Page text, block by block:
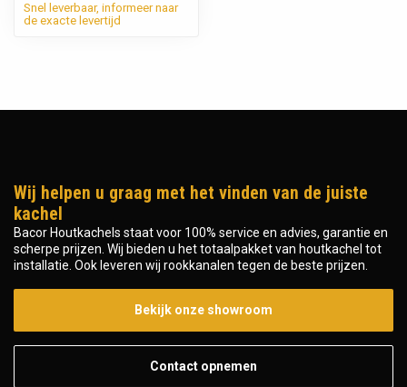
Snel leverbaar, informeer naar
de exacte levertijd
Wij helpen u graag met het vinden van de juiste
kachel
Bacor Houtkachels staat voor 100% service en advies, garantie en
scherpe prijzen. Wij bieden u het totaalpakket van houtkachel tot
installatie. Ook leveren wij rookkanalen tegen de beste prijzen.
Bekijk onze showroom
Contact opnemen